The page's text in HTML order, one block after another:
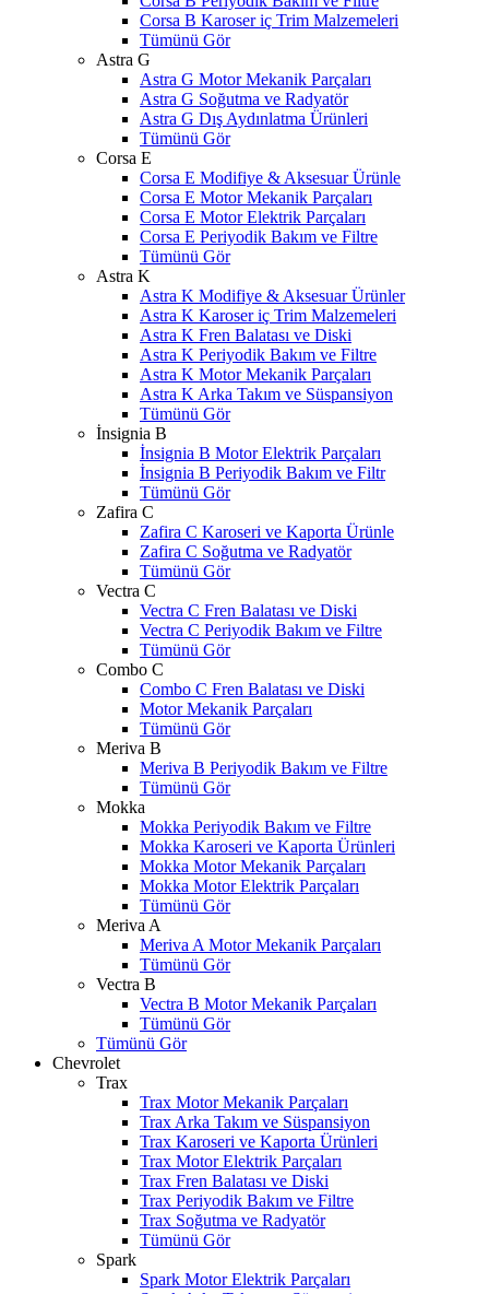
Corsa B Karoser iç Trim Malzemeleri
Tümünü Gör
Astra G
Astra G Motor Mekanik Parçaları
Astra G Soğutma ve Radyatör
Astra G Dış Aydınlatma Ürünleri
Tümünü Gör
Corsa E
Corsa E Modifiye & Aksesuar Ürünle
Corsa E Motor Mekanik Parçaları
Corsa E Motor Elektrik Parçaları
Corsa E Periyodik Bakım ve Filtre
Tümünü Gör
Astra K
Astra K Modifiye & Aksesuar Ürünler
Astra K Karoser iç Trim Malzemeleri
Astra K Fren Balatası ve Diski
Astra K Periyodik Bakım ve Filtre
Astra K Motor Mekanik Parçaları
Astra K Arka Takım ve Süspansiyon
Tümünü Gör
İnsignia B
İnsignia B Motor Elektrik Parçaları
İnsignia B Periyodik Bakım ve Filtr
Tümünü Gör
Zafira C
Zafira C Karoseri ve Kaporta Ürünle
Zafira C Soğutma ve Radyatör
Tümünü Gör
Vectra C
Vectra C Fren Balatası ve Diski
Vectra C Periyodik Bakım ve Filtre
Tümünü Gör
Combo C
Combo C Fren Balatası ve Diski
Motor Mekanik Parçaları
Tümünü Gör
Meriva B
Meriva B Periyodik Bakım ve Filtre
Tümünü Gör
Mokka
Mokka Periyodik Bakım ve Filtre
Mokka Karoseri ve Kaporta Ürünleri
Mokka Motor Mekanik Parçaları
Mokka Motor Elektrik Parçaları
Tümünü Gör
Meriva A
Meriva A Motor Mekanik Parçaları
Tümünü Gör
Vectra B
Vectra B Motor Mekanik Parçaları
Tümünü Gör
Tümünü Gör
Chevrolet
Trax
Trax Motor Mekanik Parçaları
Trax Arka Takım ve Süspansiyon
Trax Karoseri ve Kaporta Ürünleri
Trax Motor Elektrik Parçaları
Trax Fren Balatası ve Diski
Trax Periyodik Bakım ve Filtre
Trax Soğutma ve Radyatör
Tümünü Gör
Spark
Spark Motor Elektrik Parçaları